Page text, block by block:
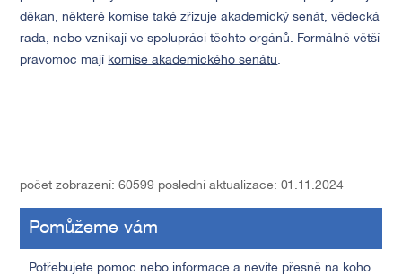
děkan, některé komise také zřizuje akademický senát, vědecká
rada, nebo vznikají ve spolupráci těchto orgánů. Formálně větší
pravomoc mají komise akademického senátu.
počet zobrazení: 60599 poslední aktualizace: 01.11.2024
Pomůžeme vám
Potřebujete pomoc nebo informace a nevíte přesně na koho